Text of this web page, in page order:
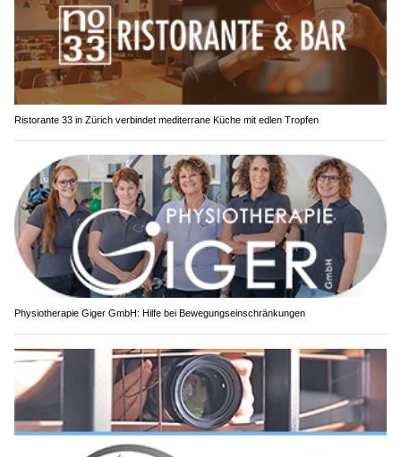
Ristorante 33 in Zürich verbindet mediterrane Küche mit edlen Tropfen
Physiotherapie Giger GmbH: Hilfe bei Bewegungseinschränkungen